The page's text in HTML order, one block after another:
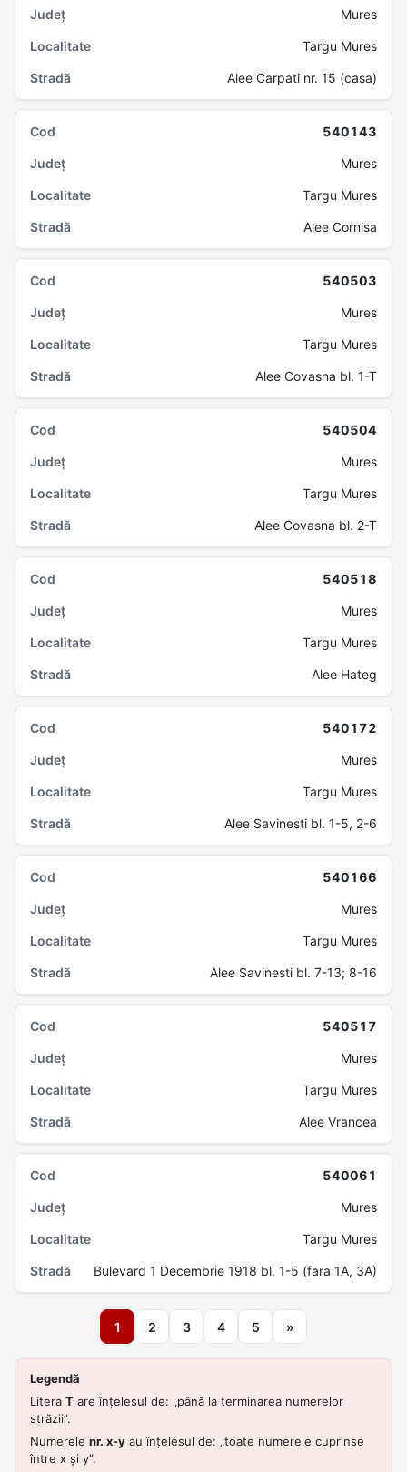
Mures
Targu Mures
Alee Carpati nr. 15 (casa)
540143
Mures
Targu Mures
Alee Cornisa
540503
Mures
Targu Mures
Alee Covasna bl. 1-T
540504
Mures
Targu Mures
Alee Covasna bl. 2-T
540518
Mures
Targu Mures
Alee Hateg
540172
Mures
Targu Mures
Alee Savinesti bl. 1-5, 2-6
540166
Mures
Targu Mures
Alee Savinesti bl. 7-13; 8-16
540517
Mures
Targu Mures
Alee Vrancea
540061
Mures
Targu Mures
Bulevard 1 Decembrie 1918 bl. 1-5 (fara 1A, 3A)
1 2 3 4 5 »
Legendă
Litera T are înțelesul de: „până la terminarea numerelor
străzii”.
Numerele nr. x-y au înțelesul de: „toate numerele cuprinse
între x și y”.